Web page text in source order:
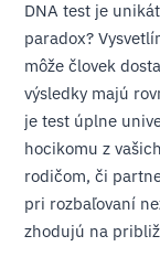
DNA test je
paradox?
môže človek
výsledky majú
je test úplne
hocikomu z
rodičom, či
pri rozbaľovaní
zhodujú na